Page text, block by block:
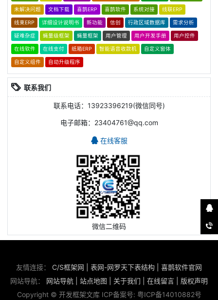
未解决问题 文档下载 喜鹊ERP 喜鹊软件 系统对接 线联ERP
线束ERP 详细设计说明书 新功能 信创 行政区域数据库 需求分析
疑难杂症 蝇量级框架 蝇量框架 用户管理 用户开发手册 用户控件
在线软件 在线支付 纸箱ERP 智能语音收款机 自定义窗体
自定义组件 自动升级程序
联系我们
联系电话：13923396219(微信同号)
电子邮箱：23404761@qq.com
在线客服
微信二维码
友情连接： C/S框架网 表网-网罗天下表结构
喜鹊软件官网
网站导航： 网站导航 站点地图 关于我们 在线留言
版权声明
Copyright © 开发框架文库 ICP备案号: 粤ICP备14010882号